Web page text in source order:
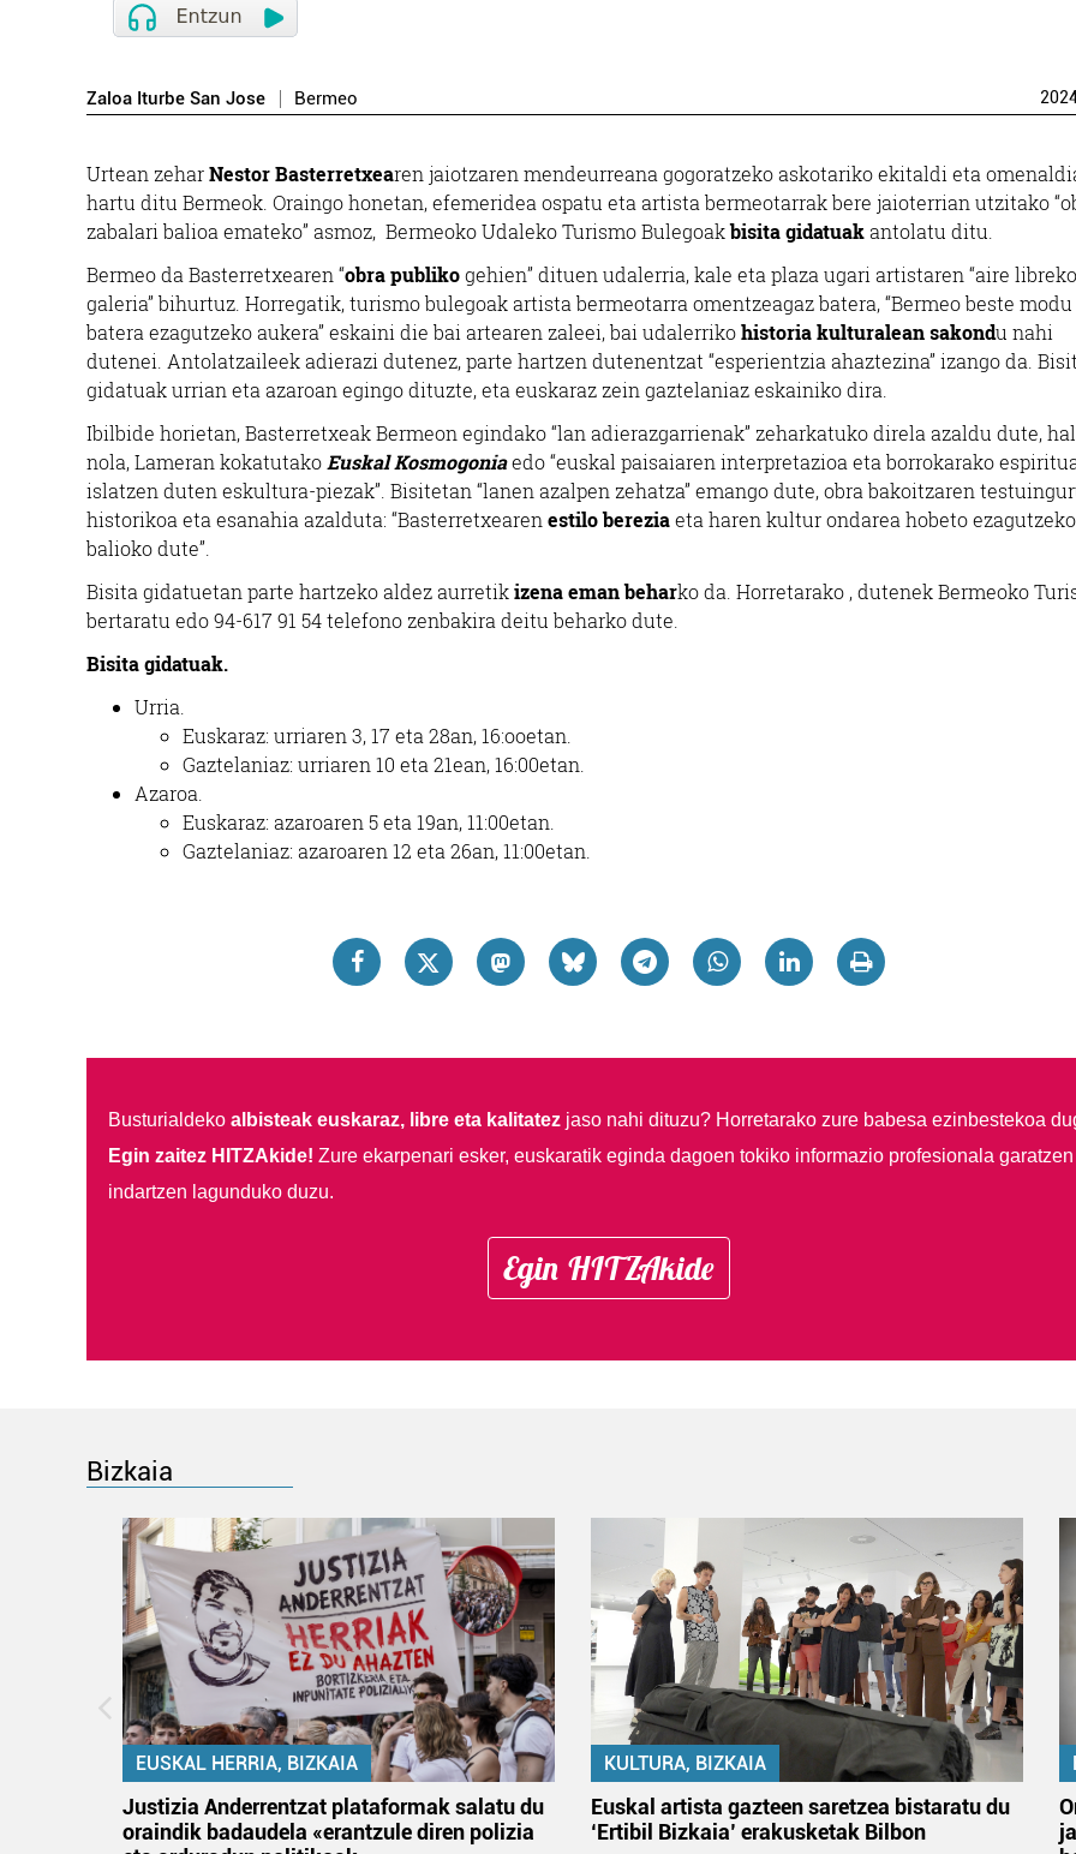
Zaloa Iturbe San Jose Bermeo
Urtean zeharNestor Basterretxearen jaiotzaren mendeurreana gogoratzeko askotariko ekitaldi eta
hartu ditu Bermeok. Oraingo honetan, efemeridea ospatu eta artista bermeotarrak bere jaioterrian utzitako
zabalari balioa emateko” asmoz, Bermeoko Udaleko Turismo Bulegoakbisita gidatuakantolatu ditu.
Bermeo da Basterretxearen “obra publikogehien” dituen udalerria, kale eta plaza ugari artistaren “aire libreko
galeria” bihurtuz. Horregatik, turismo bulegoak artista bermeotarra omentzeagaz batera, “Bermeo beste modu
batera ezagutzeko aukera” eskaini die bai artearen zaleei, bai udalerrikohistoria kulturalean sakondu nahi
dutenei. Antolatzaileek adierazi dutenez, parte hartzen dutenentzat “esperientzia ahaztezina” izango da.
gidatuak urrian eta azaroan egingo dituzte, eta euskaraz zein gaztelaniaz eskainiko dira.
Ibilbide horietan, Basterretxeak Bermeon egindako “lan adierazgarrienak” zeharkatuko direla azaldu dute,
nola, Lameran kokatutakoEuskal Kosmogoniaedo “euskal paisaiaren interpretazioa eta borrokarako
islatzen duten eskultura-piezak”. Bisitetan “lanen azalpen zehatza” emango dute, obra bakoitzaren
historikoa eta esanahia azalduta: “Basterretxearen estilo bereziaeta haren kultur ondarea hobeto ezagutzeko
balioko dute”.
Bisita gidatuetan parte hartzeko aldez aurretikizena eman beharko da. Horretarako , dutenek Bermeoko
bertaratu edo 94-617 91 54 telefono zenbakira deitu beharko dute.
Bisita gidatuak.
Urria.
Euskaraz: urriaren 3, 17 eta 28an, 16:ooetan.
Gaztelaniaz: urriaren 10 eta 21ean, 16:00etan.
Azaroa.
Euskaraz: azaroaren 5 eta 19an, 11:00etan.
Gaztelaniaz: azaroaren 12 eta 26an, 11:00etan.
Busturialdeko albisteak euskaraz, libre eta kalitatezjaso nahi dituzu? Horretarako zure babesa ezinbestekoa
Egin zaitez HITZAkide! Zure ekarpenari esker, euskaratik eginda dagoen tokiko informazio profesionala garatzen
indartzen lagunduko duzu.
Egin HITZAkide
Bizkaia
EUSKAL HERRIA, BIZKAIA
Justizia Anderrentzat plataformak salatu du
oraindik badaudela «erantzule diren polizia
KULTURA, BIZKAIA
Euskal artista gazteen saretzea bistaratu du
‘Ertibil Bizkaia’ erakusketak Bilbon